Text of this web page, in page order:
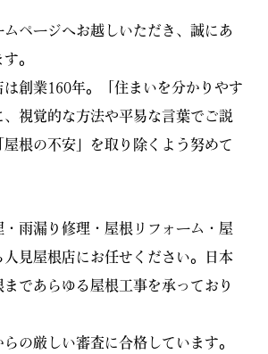
ムページへお越しいただき、誠にあ
。
は創業160年。「住まいを分かりやす
、視覚的な方法や平易な言葉でご説
根の不安」を取り除くよう努めて
雨漏り修理・屋根リフォーム・屋
見屋根店にお任せください。日本
まであらゆる屋根工事を承っており
の厳しい審査に合格しています。